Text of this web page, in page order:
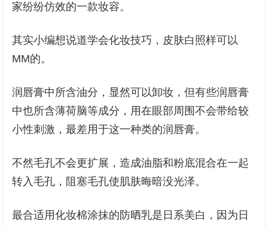
家纷纷仿效的一款妆容。
其实小编想说道学会化妆技巧，皮肤白照样可以
MM的。
润唇膏中所含油分，显然可以卸妆，但有些润唇膏
中也所含薄荷脑等成分，用在眼部周围不会带给较
小性刺激，最差用于这一种类的润唇膏。
不然毛孔不会更扩展，造成油脂和粉底混合在一起
转入毛孔，阻塞毛孔使肌肤晦暗没光泽。
最合适用化妆棉涂抹的防晒乳是日系美白，因为日